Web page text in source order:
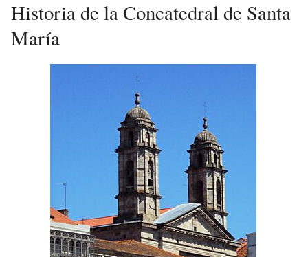
Historia de la Concatedral de Santa
María